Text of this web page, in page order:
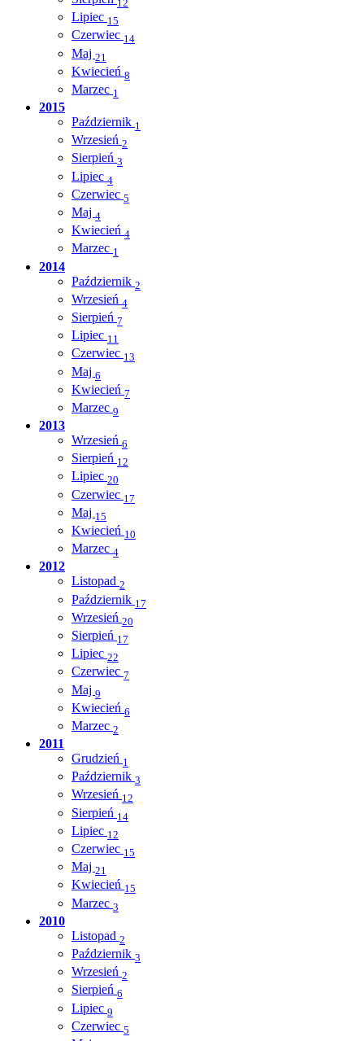
12
Lipiec 15
Czerwiec 14
Maj 21
Kwiecień 8
Marzec 1
2015
Październik 1
Wrzesień 2
Sierpień 3
Lipiec 4
Czerwiec 5
Maj 4
Kwiecień 4
Marzec 1
2014
Październik 2
Wrzesień 4
Sierpień 7
Lipiec 11
Czerwiec 13
Maj 6
Kwiecień 7
Marzec 9
2013
Wrzesień 6
Sierpień 12
Lipiec 20
Czerwiec 17
Maj 15
Kwiecień 10
Marzec 4
2012
Listopad 2
Październik 17
Wrzesień 20
Sierpień 17
Lipiec 22
Czerwiec 7
Maj 9
Kwiecień 6
Marzec 2
2011
Grudzień 1
Październik 3
Wrzesień 12
Sierpień 14
Lipiec 12
Czerwiec 15
Maj 21
Kwiecień 15
Marzec 3
2010
Listopad 2
Październik 3
Wrzesień 2
Sierpień 6
Lipiec 9
Czerwiec 5